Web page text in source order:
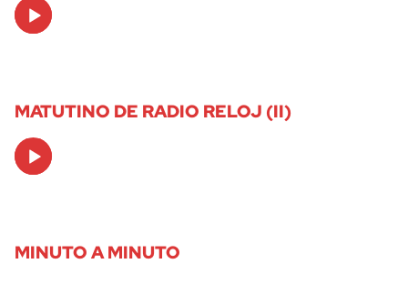
Audio
Player
MATUTINO DE RADIO RELOJ (II)
Audio
Player
MINUTO A MINUTO